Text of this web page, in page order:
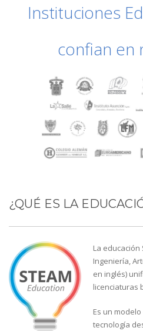
Instituciones
confian en
¿QUÉ ES LA
La educación
Ingeniería,
en inglés)
licenciaturas
Es un
tecnología